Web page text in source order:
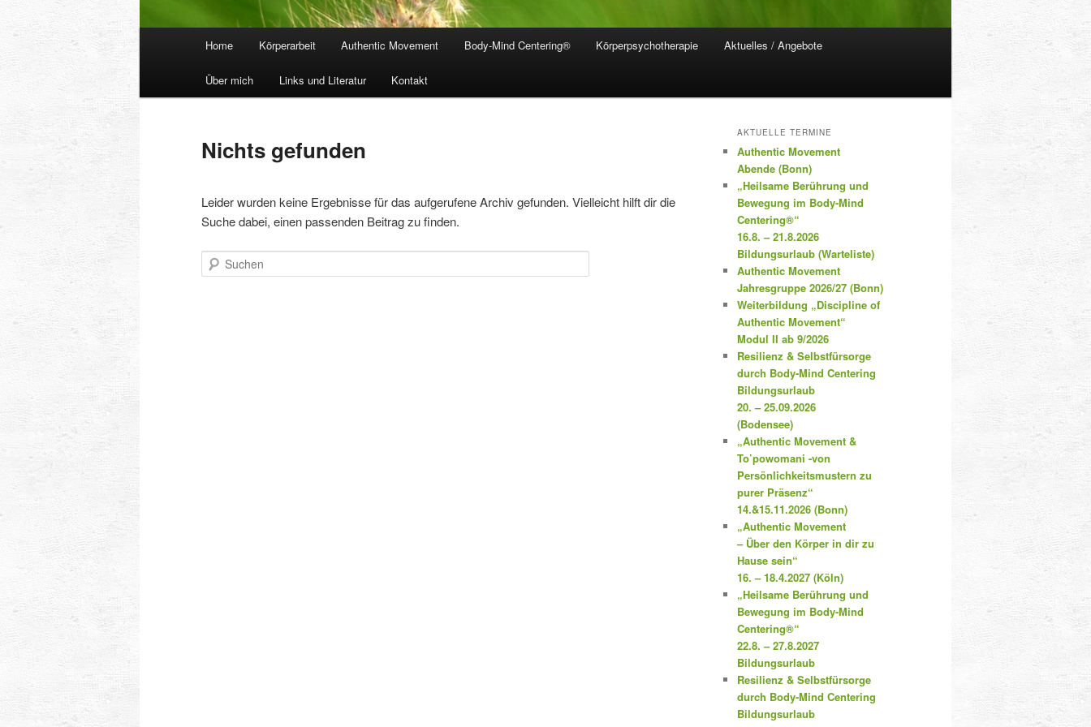
Home Körperarbeit Authentic Movement Body-Mind Centering® Körperpsychotherapie Aktuelles / Angebote
Über mich Links und Literatur Kontakt
Nichts gefunden
Leider wurden keine Ergebnisse für das aufgerufene Archiv gefunden. Vielleicht hilft dir die
Suche dabei, einen passenden Beitrag zu finden.
Suchen
AKTUELLE TERMINE
Authentic Movement
Abende (Bonn)
„Heilsame Berührung und
Bewegung im Body-Mind
Centering®“
16.8. – 21.8.2026
Bildungsurlaub (Warteliste)
Authentic Movement
Jahresgruppe 2026/27 (Bonn)
Weiterbildung „Discipline of
Authentic Movement“
Modul II ab 9/2026
Resilienz & Selbstfürsorge
durch Body-Mind Centering
Bildungsurlaub
20. – 25.09.2026
(Bodensee)
„Authentic Movement &
To’powomani -von
Persönlichkeitsmustern zu
purer Präsenz“
14.&15.11.2026 (Bonn)
„Authentic Movement
– Über den Körper in dir zu
Hause sein“
16. – 18.4.2027 (Köln)
„Heilsame Berührung und
Bewegung im Body-Mind
Centering®“
22.8. – 27.8.2027
Bildungsurlaub
Resilienz & Selbstfürsorge
durch Body-Mind Centering
Bildungsurlaub